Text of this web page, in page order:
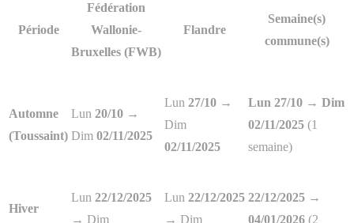
Période
Fédération
Wallonie-
Bruxelles (FWB)
Flandre
Semaine(s)
commune(s)
Automne
(Toussaint)
Lun 20/10 →
Dim 02/11/2025
Lun 27/10 →
Dim
02/11/2025
Lun 27/10 → Dim
02/11/2025 (1
semaine)
Hiver
Lun 22/12/2025
→ Dim
Lun 22/12/2025
→ Dim
22/12/2025 →
04/01/2026 (2